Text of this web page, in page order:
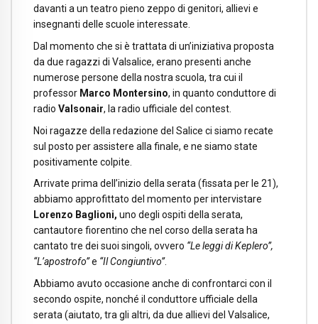
davanti a un teatro pieno zeppo di genitori, allievi e
insegnanti delle scuole interessate.
Dal momento che si è trattata di un’iniziativa proposta
da due ragazzi di Valsalice, erano presenti anche
numerose persone della nostra scuola, tra cui il
professor Marco Montersino, in quanto conduttore di
radio Valsonair, la radio ufficiale del contest.
Noi ragazze della redazione del Salice ci siamo recate
sul posto per assistere alla finale, e ne siamo state
positivamente colpite.
Arrivate prima dell’inizio della serata (fissata per le 21),
abbiamo approfittato del momento per intervistare
Lorenzo Baglioni, uno degli ospiti della serata,
cantautore fiorentino che nel corso della serata ha
cantato tre dei suoi singoli, ovvero “Le leggi di Keplero”,
“L’apostrofo”e “Il Congiuntivo”.
Abbiamo avuto occasione anche di confrontarci con il
secondo ospite, nonché il conduttore ufficiale della
serata (aiutato, tra gli altri, da due allievi del Valsalice,